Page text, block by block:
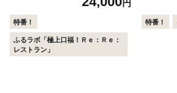
円
特番！
ふるラボ「極上口福！Ｒｅ：Ｒｅ：
レストラン」
特番！